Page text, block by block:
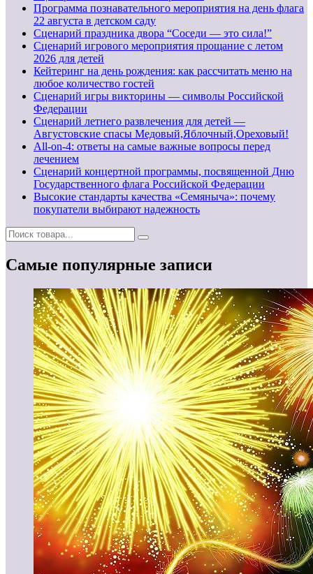
Программа познавательного мероприятия на день флага
22 августа в детском саду
Сценарий праздника двора “Соседи — это сила!”
Сценарий игрового мероприятия прощание с летом
2026 для детей
Кейтеринг на день рождения: как рассчитать меню на
любое количество гостей
Сценарий игры викторины — символы Российской
Федерации
Сценарий летнего развлечения для детей —
Августовские спасы Медовый,Яблочный,Ореховый!
All-on-4: ответы на самые важные вопросы перед
лечением
Сценарий концертной программы, посвященной Дню
Государственного флага Российской Федерации
Высокие стандарты качества «Семяныча»: почему
покупатели выбирают надежность
Самые популярные записи